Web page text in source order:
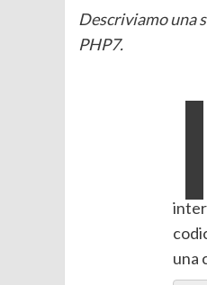
Descriviamo una
PHP7.
I
una